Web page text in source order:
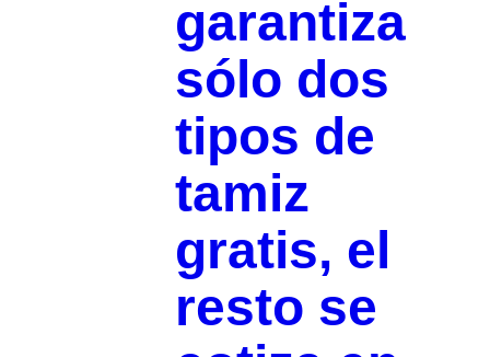
garantiza
sólo dos
tipos de
tamiz
gratis, el
resto se